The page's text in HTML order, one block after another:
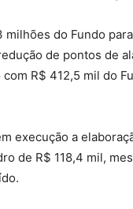
milhões do Fundo
de pontos de
R$ 412,5 mil do
execução a
de R$ 118,4 mil,